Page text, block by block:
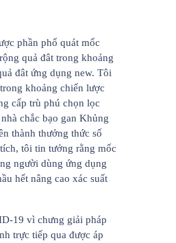
phần phổ quát mốc
quả đât trong khoảng
đât ứng dụng new. Tôi
khoảng chiến lược
cấp trù phú chọn lọc
chắc bạo gan Khủng
thành thưởng thức số
tôi tin tưởng rằng mốc
người dùng ứng dụng
hết nâng cao xác suất
19 vì chưng giải pháp
trực tiếp qua được áp